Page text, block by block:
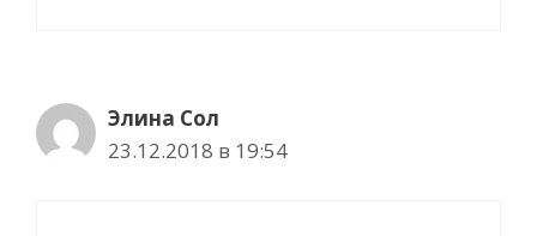
Элина Сол
23.12.2018 в 19:54